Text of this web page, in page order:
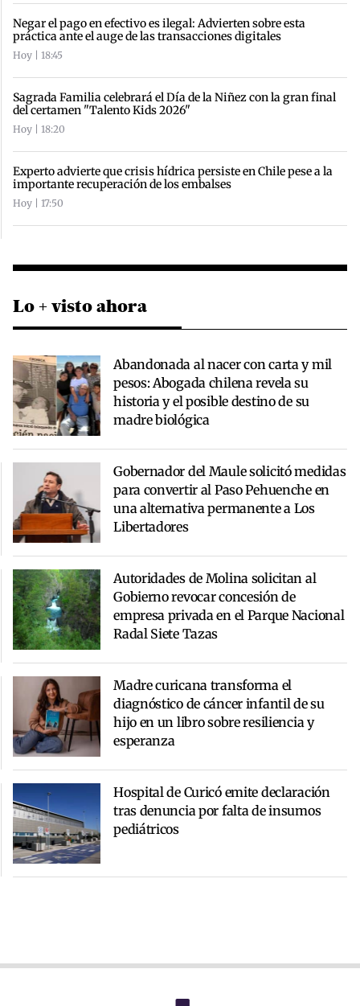
Negar el pago en efectivo es ilegal: Advierten sobre esta
práctica ante el auge de las transacciones digitales
Hoy | 18:45
Sagrada Familia celebrará el Día de la Niñez con la gran final
del certamen "Talento Kids 2026"
Hoy | 18:20
Experto advierte que crisis hídrica persiste en Chile pese a la
importante recuperación de los embalses
Hoy | 17:50
Lo + visto ahora
Abandonada al nacer con carta y mil
pesos: Abogada chilena revela su
historia y el posible destino de su
madre biológica
Gobernador del Maule solicitó medidas
para convertir al Paso Pehuenche en
una alternativa permanente a Los
Libertadores
Autoridades de Molina solicitan al
Gobierno revocar concesión de
empresa privada en el Parque Nacional
Radal Siete Tazas
Madre curicana transforma el
diagnóstico de cáncer infantil de su
hijo en un libro sobre resiliencia y
esperanza
Hospital de Curicó emite declaración
tras denuncia por falta de insumos
pediátricos